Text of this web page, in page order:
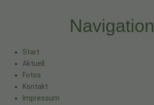
Navigation
Start
Aktuell
Fotos
Kontakt
Impressum